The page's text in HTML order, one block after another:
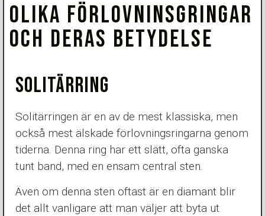
OLIKA FÖRLOVNINSGRINGAR
OCH DERAS BETYDELSE
SOLITÄRRING
Solitärringen är en av de mest klassiska, men
också mest älskade förlovningsringarna genom
tiderna. Denna ring har ett slätt, ofta ganska
tunt band, med en ensam central sten.
Även om denna sten oftast är en diamant blir
det allt vanligare att man väljer att byta ut